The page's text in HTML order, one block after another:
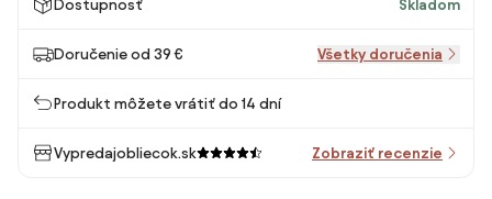
Dostupnosť Skladom
Doručenie od 39 € Všetky doručenia
Produkt môžete vrátiť do 14 dní
Vypredajobliecok.sk Zobraziť recenzie